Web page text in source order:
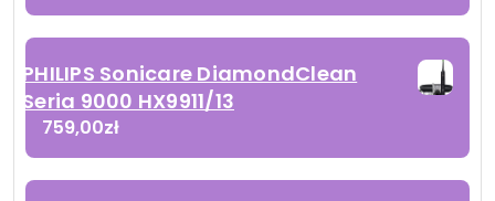
PHILIPS Sonicare DiamondClean
Seria 9000 HX9911/13
759,00zł